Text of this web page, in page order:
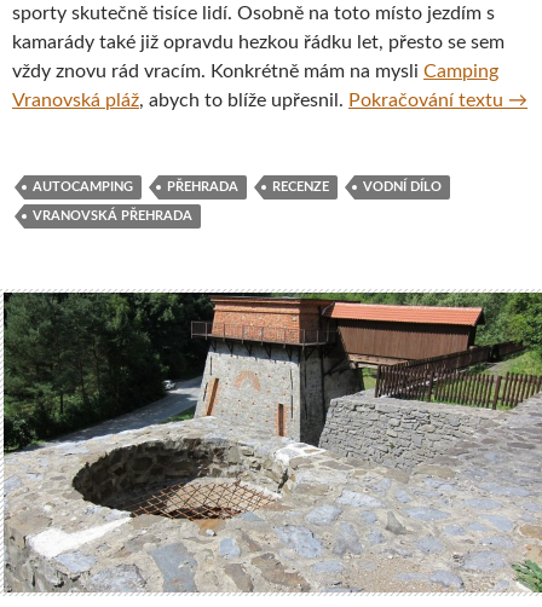
sporty skutečně tisíce lidí. Osobně na toto místo jezdím s
kamarády také již opravdu hezkou řádku let, přesto se sem
vždy znovu rád vracím. Konkrétně mám na mysli Camping
Vranovská pláž, abych to blíže upřesnil. Pokračování textu →
AUTOCAMPING PŘEHRADA RECENZE VODNÍ DÍLO
VRANOVSKÁ PŘEHRADA